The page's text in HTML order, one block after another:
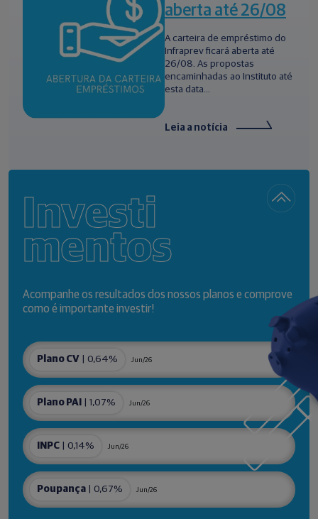
aberta até 26/08
A carteira de empréstimo do
Infraprev ficará aberta até
26/08. As propostas
encaminhadas ao Instituto até
esta data...
Leia a notícia
Investi
mentos
Acompanhe os resultados dos nossos planos e comprove
como é importante investir!
Plano CV | 0,64% Jun/26
Plano PAI | 1,07% Jun/26
INPC | 0,14% Jun/26
Poupança | 0,67% Jun/26